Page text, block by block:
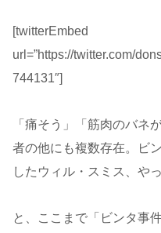
[twitterEmbed
url=”https://twitter.com/
744131″]
「痛そう」「筋肉のバネ
者の他にも複数存在。ビ
したウィル・スミス、や
と、ここまで「ビンタ事